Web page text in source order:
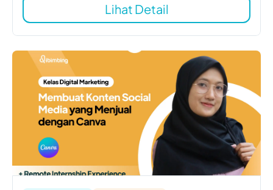
Lihat Detail